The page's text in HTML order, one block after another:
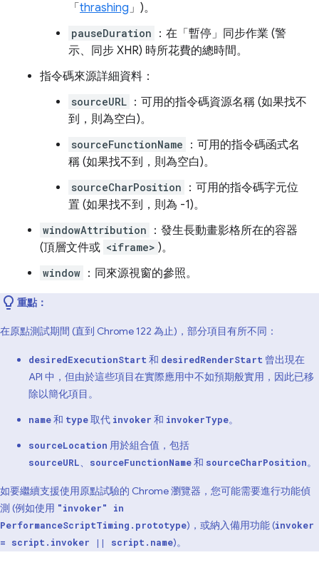
「 thrashing」)。
pauseDuration
：在「暫停」同步作業 (警
示、同步 XHR) 時所花費的總時間。
指令碼來源詳細資料：
sourceURL ：可用的指令碼資源名稱 (如果找不
到，則為空白)。
sourceFunctionName
：可用的指令碼函式名
稱 (如果找不到，則為空白)。
sourceCharPosition
：可用的指令碼字元位
置 (如果找不到，則為 -1)。
windowAttribution
：發生長動畫影格所在的容器
(頂層文件或 <iframe> )。
window ：同來源視窗的參照。
重點：
在原點測試期間 (直到 Chrome 122 為止)，部分項目有所不同：
desiredExecutionStart 和 desiredRenderStart 曾出現在
API 中，但由於這些項目在實際應用中不如預期般實用，因此已移
除以簡化項目。
name和 type取代 invoker 和 invokerType。
sourceLocation 用於組合值，包括
sourceURL、 sourceFunctionName和 sourceCharPosition。
如要繼續支援使用原點試驗的 Chrome 瀏覽器，您可能需要進行功能偵
測 (例如使用 "invoker" in
PerformanceScriptTiming.prototype)，或納入備用功能 (invoker
= script.invoker || script.name)。